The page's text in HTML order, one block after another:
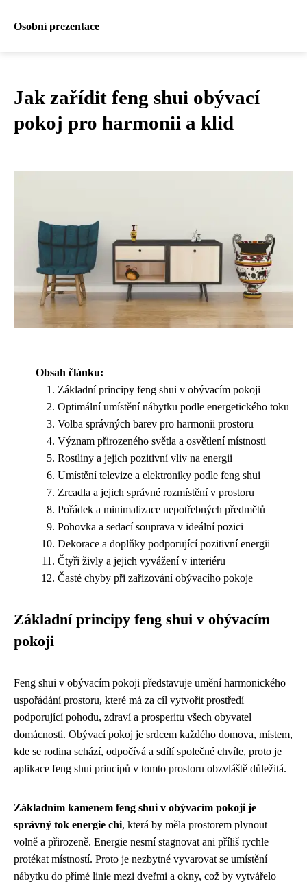
Osobní prezentace
Jak zařídit feng shui obývací
pokoj pro harmonii a klid
Obsah článku:
Základní principy feng shui v obývacím pokoji
Optimální umístění nábytku podle energetického toku
Volba správných barev pro harmonii prostoru
Význam přirozeného světla a osvětlení místnosti
Rostliny a jejich pozitivní vliv na energii
Umístění televize a elektroniky podle feng shui
Zrcadla a jejich správné rozmístění v prostoru
Pořádek a minimalizace nepotřebných předmětů
Pohovka a sedací souprava v ideální pozici
Dekorace a doplňky podporující pozitivní energii
Čtyři živly a jejich vyvážení v interiéru
Časté chyby při zařizování obývacího pokoje
Základní principy feng shui v obývacím
pokoji
Feng shui v obývacím pokoji představuje umění harmonického
uspořádání prostoru, které má za cíl vytvořit prostředí
podporující pohodu, zdraví a prosperitu všech obyvatel
domácnosti. Obývací pokoj je srdcem každého domova, místem,
kde se rodina schází, odpočívá a sdílí společné chvíle, proto je
aplikace feng shui principů v tomto prostoru obzvláště důležitá.
Základním kamenem feng shui v obývacím pokoji je
správný tok energie chi, která by měla prostorem plynout
volně a přirozeně. Energie nesmí stagnovat ani příliš rychle
protékat místností. Proto je nezbytné vyvarovat se umístění
nábytku do přímé linie mezi dveřmi a okny, což by vytvářelo